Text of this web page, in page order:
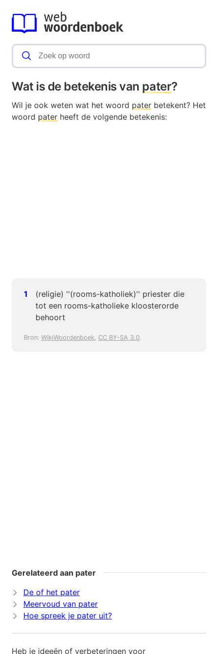
Wat is de betekenis van pater?
Wil je ook weten wat het woord pater betekent? Het
woord pater heeft de volgende betekenis:
(religie) ''(rooms-katholiek)'' priester die
tot een rooms-katholieke kloosterorde
behoort
Bron: WikiWoordenboek, CC BY-SA 3.0.
Gerelateerd aan pater
De of het pater
Meervoud van pater
Hoe spreek je pater uit?
Heb je ideeën of verbeteringen voor